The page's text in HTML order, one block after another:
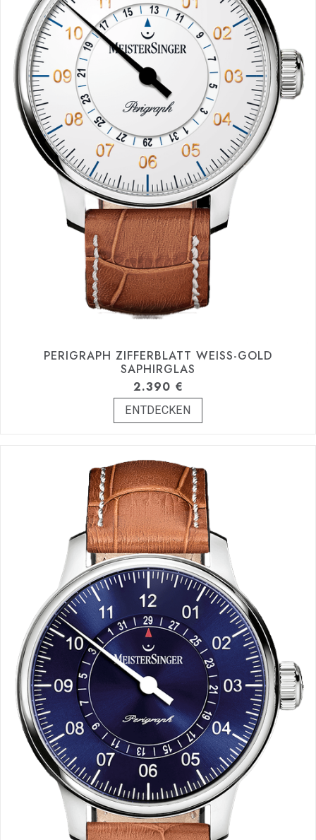
PERIGRAPH ZIFFERBLATT WEISS-GOLD S
APHIRGLAS
2.390 €
ENTDECKEN